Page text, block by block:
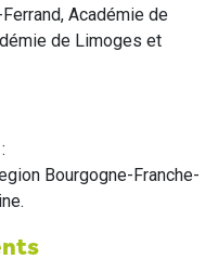
Académie de
de Limoges et
:
Bourgogne-Franche-